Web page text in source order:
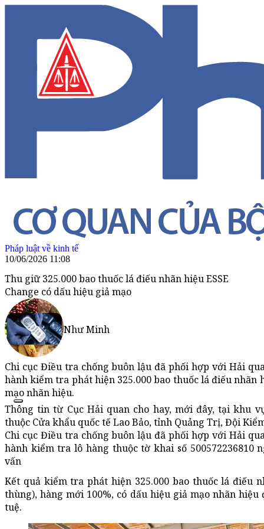
Pháp luật về kinh tế
10/06/2026 11:08
Thu giữ 325.000 bao thuốc lá điếu nhãn hiệu ESSE
Change có dấu hiệu giả mạo
Như Minh
Chi cục Điều tra chống buôn lậu đã phối hợp với Hải
hành kiểm tra phát hiện 325.000 bao thuốc lá điếu nhãn
mạo nhãn hiệu.
Thông tin từ Cục Hải quan cho hay, mới đây, tại khu
thuộc Cửa khẩu quốc tế Lao Bảo, tỉnh Quảng Trị, Đội
Chi cục Điều tra chống buôn lậu đã phối hợp với Hải
hành kiểm tra lô hàng thuộc tờ khai số 500572236810
vấn
Kết quả kiểm tra phát hiện 325.000 bao thuốc lá điếu
thùng), hàng mới 100%, có dấu hiệu giả mạo nhãn
tuệ.